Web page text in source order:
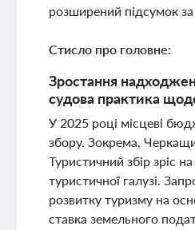
розширений підсумок
Стисло про головне:
Зростання
судова практика
У 2025 році місцеві
збору. Зокрема,
Туристичний збір зріс
туристичної галузі.
розвитку туризму на
ставка земельного